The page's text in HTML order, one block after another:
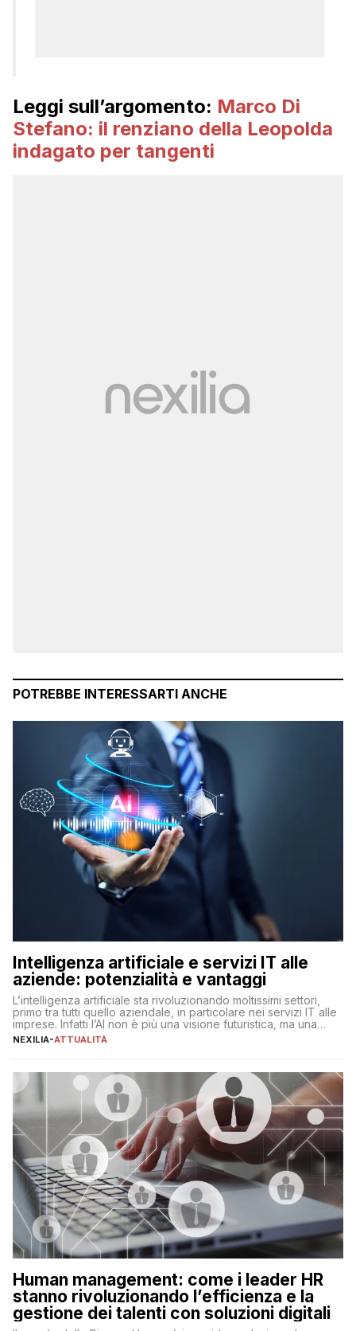
Leggi sull’argomento: Marco Di
Stefano: il renziano della Leopolda
indagato per tangenti
POTREBBE INTERESSARTI ANCHE
Intelligenza artificiale e servizi IT alle
aziende: potenzialità e vantaggi
L’intelligenza artificiale sta rivoluzionando moltissimi settori,
primo tra tutti quello aziendale, in particolare nei servizi IT alle
imprese. Infatti l’AI non è più una visione futuristica, ma una
realtà operativa che sta portando a un cambio significativo in
operazioni, bensì comporta […]
NEXILIA-ATTUALITÀ
Human management: come i leader HR
stanno rivoluzionando l’efficienza e la
gestione dei talenti con soluzioni digitali